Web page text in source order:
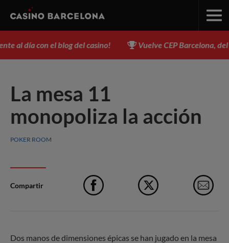
al día con el blog del casino! Vuelve CEP Barcelona, del 3
La mesa 11
monopoliza la acción
POKER ROOM
Compartir
Facebook
Dos manos de dimensiones épicas se han jugado en la mesa